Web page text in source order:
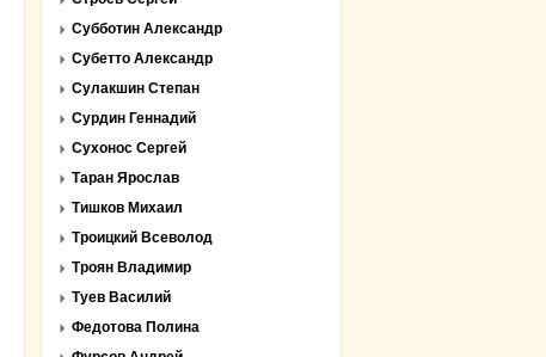
Субботин Александр
Субетто Александр
Сулакшин Степан
Сурдин Геннадий
Сухонос Сергей
Таран Ярослав
Тишков Михаил
Троицкий Всеволод
Троян Владимир
Туев Василий
Федотова Полина